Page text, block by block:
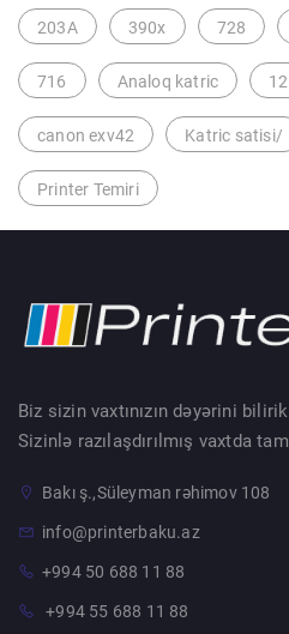
203A 390x 728
716 Analoq katric
canon exv42 Katric satisi/
Printer Temiri
Biz sizin vaxtınızın dəyərini
Sizinlə razılaşdırılmış vaxtda
Bakı ş.,Süleyman rəhimov 108
info@printerbaku.az
+994 50 688 11 88
+994 55 688 11 88